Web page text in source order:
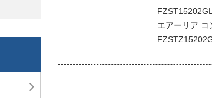
エアーリア コ